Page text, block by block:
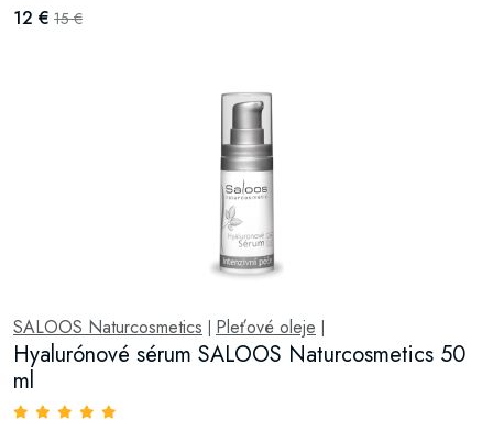
12 € 15 €
SALOOS Naturcosmetics Pleťové oleje
Hyalurónové sérum SALOOS Naturcosmetics 50
ml